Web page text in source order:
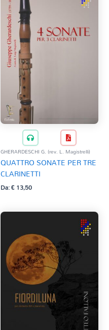
GHERARDESCHI G. (rev. L. Magistrelli)
QUATTRO SONATE PER TRE
CLARINETTI
Da:€13,50